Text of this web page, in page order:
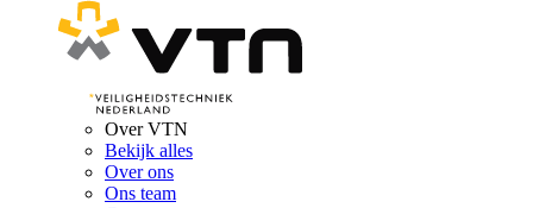
Over VTN
Bekijk alles
Over ons
Ons team